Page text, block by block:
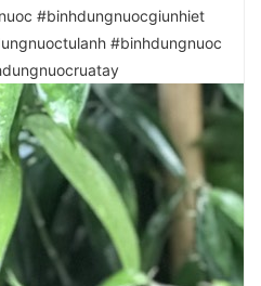
#binhdungnuocgiunhiet
#binhdungnuoc